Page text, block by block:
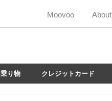
Moovoo About
乗り物 クレジットカード